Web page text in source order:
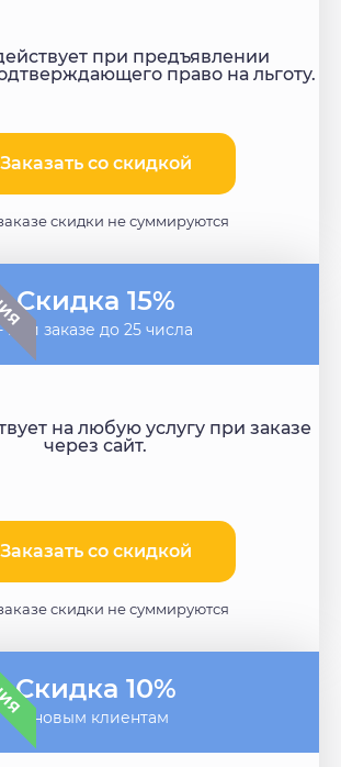
при предъявлении
право на льготу.
Заказать со скидкой​
скидки не суммируются
Скидка 15%
при заказе до 25 числа
на любую услугу при заказе
через сайт.
Заказать со скидкой
скидки не суммируются
Скидка 10%
- новым клиентам